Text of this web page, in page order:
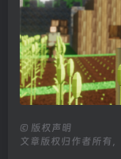
© 版权声明
文章版权归作者所有